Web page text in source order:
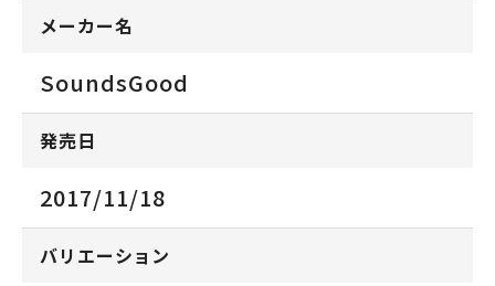
メーカー名
SoundsGood
発売日
2017/11/18
バリエーション